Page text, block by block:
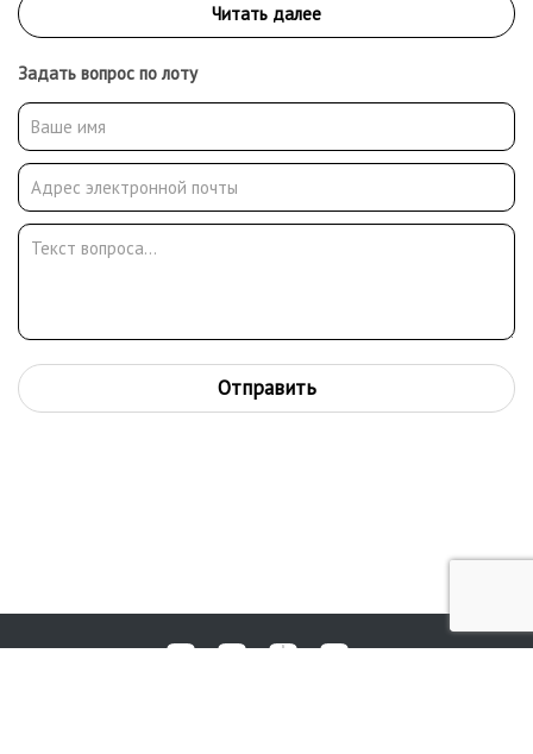
Задать вопрос по лоту
Отправить